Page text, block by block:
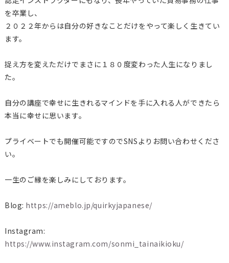
を卒業し、
２０２２年からは自分の好きなことだけをやって楽しく生きてい
ます。
捉え方を変えただけでまさに１８０度変わった人生になりまし
た。
自分の講座で幸せに生きれるマインドを手に入れる人ができたら
本当に幸せに思います。
プライベートでも開催可能ですのでSNSよりお問い合わせくださ
い。
一生のご縁を楽しみにしております。
Blog: https://ameblo.jp/quirkyjapanese/
Instagram:
https://www.instagram.com/sonmi_tainaikioku/